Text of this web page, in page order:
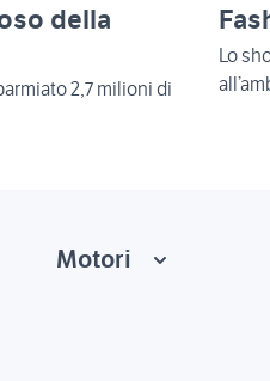
della
2,7 milioni di
Lo
Motori